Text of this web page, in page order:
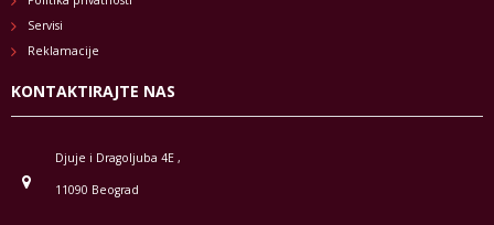
Servisi
Reklamacije
KONTAKTIRAJTE NAS
Djuje i Dragoljuba 4E ,
11090 Beograd